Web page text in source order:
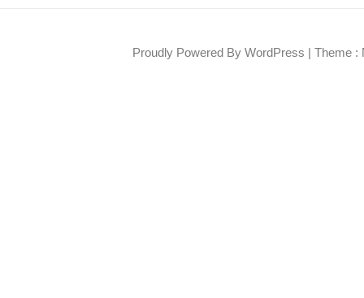
Proudly Powered By WordPress | Theme :